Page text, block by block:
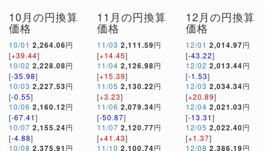
10月の円換算
価格
10/01 2,264.06円
[+39.44]
10/02 2,228.08円
[-35.98]
10/03 2,227.53円
[-0.55]
10/06 2,160.12円
[-67.41]
10/07 2,155.24円
[-4.88]
10/08 2,375.91 円
11月の円換算
価格
11/03 2,111.59円
[+14.45]
11/04 2,126.98円
[+15.39]
11/05 2,130.22円
[+3.23]
11/06 2,079.34円
[-50.87]
11/07 2,120.77円
[+41.43]
11/10 2,100.74円
12月の円換算
価格
12/01 2,014.97円
[-43.22]
12/02 2,013.44円
[-1.53]
12/03 2,034.34円
[+20.89]
12/04 2,021.03円
[-13.31]
12/05 2,022.40円
[+1.37]
12/08 2,386.19円